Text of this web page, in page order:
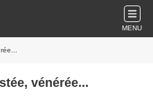
MENU
vénérée...